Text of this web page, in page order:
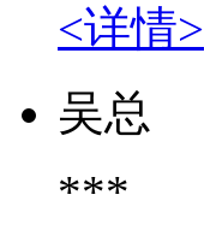
<详情>
吴总
***